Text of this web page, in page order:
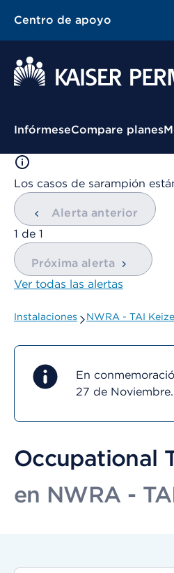
Centro de apoyo
Menú contextual
InfórmeseCompare planes
Los casos de sarampión
Alerta anterior
mostrando
1 de 1
Próxima alerta
Ver todas las alertas
Instalaciones NWRA - TAI
En
27 de Noviembre.
Occupational
en NWRA -